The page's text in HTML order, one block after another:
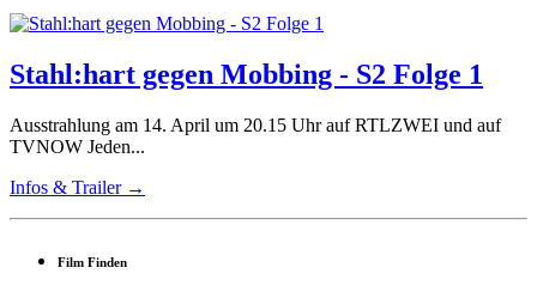
Stahl:hart gegen Mobbing - S2 Folge 1
Ausstrahlung am 14. April um 20.15 Uhr auf RTLZWEI und auf
TVNOW Jeden...
Infos & Trailer →
Film Finden